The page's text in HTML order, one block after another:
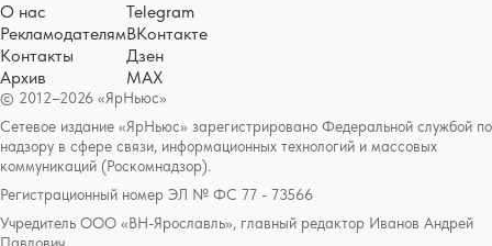
© 2012–2026 «ЯрНьюс»
Сетевое издание «ЯрНьюс» зарегистрировано Федеральной службой по
надзору в сфере связи, информационных технологий и массовых
коммуникаций (Роскомнадзор).
Регистрационный номер ЭЛ № ФС 77 - 73566
Учредитель ООО «ВН-Ярославль», главный редактор Иванов Андрей
О нас
Рекламодателям
Контакты
Архив
Telegram
ВКонтакте
Дзен
MAX